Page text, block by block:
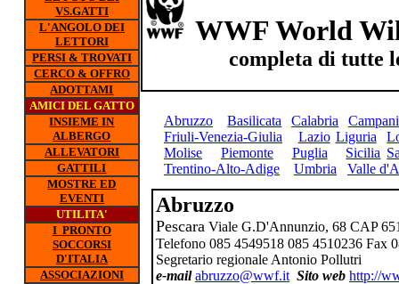
WWF World
completa di tutte
Abruzzo
Pescara Viale G.D'Annunzio, 68 CAP
Telefono 085 4549518 085 4510236 Fax
Segretario regionale Antonio Pollutri
e-mail abruzzo@wwf.it Sito web http://
VS.GATTI
L'ANGOLO DEI
LETTORI
PERSI & TROVATI
CERCO & OFFRO
ADOTTAMI
AMICI DEL GATTO
INSIEME IN
ALBERGO
ALLEVATORI
GATTILI
MOSTRE ED
EVENTI
UTILITA'
I PRONTO
SOCCORSI
D'ITALIA
ASSOCIAZIONI
Abruzzo Basilicata Calabria
Friuli-Venezia-Giulia
Lazio Liguria
Molise
Piemonte Puglia Sicilia
Trentino-Alto-Adige
Umbria Valle